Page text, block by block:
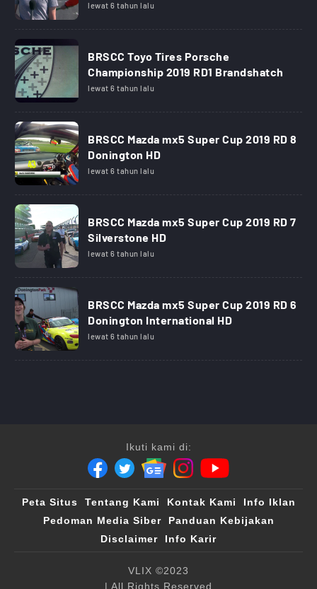
lewat 6 tahun lalu
BRSCC Toyo Tires Porsche
Championship 2019 RD1 Brandshatch
lewat 6 tahun lalu
BRSCC Mazda mx5 Super Cup 2019 RD 8
Donington HD
lewat 6 tahun lalu
BRSCC Mazda mx5 Super Cup 2019 RD 7
Silverstone HD
lewat 6 tahun lalu
BRSCC Mazda mx5 Super Cup 2019 RD 6
Donington International HD
lewat 6 tahun lalu
Ikuti kami di:
Peta Situs Tentang Kami Kontak Kami
Info Iklan
Pedoman Media Siber
Panduan Kebijakan
Disclaimer
Info Karir
VLIX ©2023
| All Rights Reserved